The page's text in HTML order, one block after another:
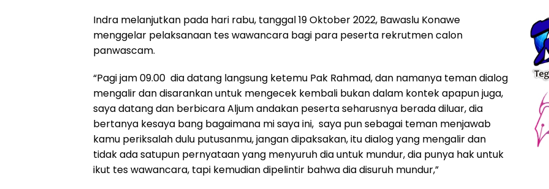
Indra melanjutkan pada hari rabu, tanggal 19 Oktober 2022, Bawaslu Konawe
menggelar pelaksanaan tes wawancara bagi para peserta rekrutmen calon
panwascam.
“Pagi jam 09.00 dia datang langsung ketemu Pak Rahmad, dan namanya teman dialog
mengalir dan disarankan untuk mengecek kembali bukan dalam kontek apapun juga,
saya datang dan berbicara Aljum andakan peserta seharusnya berada diluar, dia
bertanya kesaya bang bagaimana mi saya ini, saya pun sebagai teman menjawab
kamu periksalah dulu putusanmu, jangan dipaksakan, itu dialog yang mengalir dan
tidak ada satupun pernyataan yang menyuruh dia untuk mundur, dia punya hak untuk
ikut tes wawancara, tapi kemudian dipelintir bahwa dia disuruh mundur,”